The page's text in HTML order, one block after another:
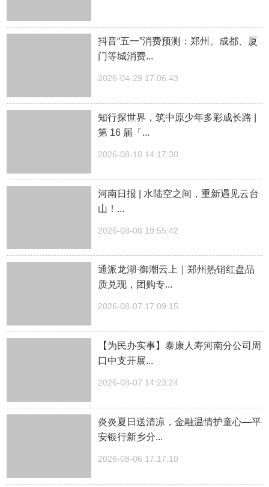
抖音“五一”消费预测：郑州、成都、厦
门等城消费...
2026-04-29 17:06:43
知行探世界，筑中原少年多彩成长路 |
第 16 届「...
2026-08-10 14:17:30
河南日报 | 水陆空之间，重新遇见云台
山！...
2026-08-08 19:55:42
通派龙湖·御潮云上｜郑州热销红盘品
质兑现，团购专...
2026-08-07 17:09:15
【为民办实事】泰康人寿河南分公司周
口中支开展...
2026-08-07 14:23:24
炎炎夏日送清凉，金融温情护童心—平
安银行新乡分...
2026-08-06 17:17:10